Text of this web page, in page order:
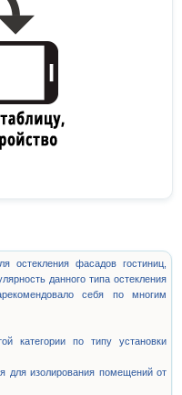
остекления фасадов гостиниц,
данного типа остекления
себя по многим
категории по типу установки
для изолирования помещений от